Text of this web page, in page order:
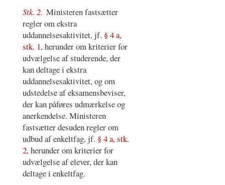
Stk. 2. Ministeren fastsætter
regler om ekstra
uddannelsesaktivitet, jf. § 4 a,
stk. 1, herunder om kriterier for
udvælgelse af studerende, der
kan deltage i ekstra
uddannelsesaktivitet, og om
udstedelse af eksamensbeviser,
der kan påføres udmærkelse og
anerkendelse. Ministeren
fastsætter desuden regler om
udbud af enkeltfag, jf. § 4 a, stk.
2, herunder om kriterier for
udvælgelse af elever, der kan
deltage i enkeltfag.